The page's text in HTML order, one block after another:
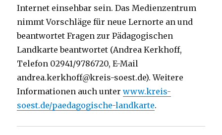
Internet einsehbar sein. Das Medienzentrum
nimmt Vorschläge für neue Lernorte an und
beantwortet Fragen zur Pädagogischen
Landkarte beantwortet (Andrea Kerkhoff,
Telefon 02941/9786720, E-Mail
andrea.kerkhoff@kreis-soest.de). Weitere
Informationen auch unterwww.kreis-
soest.de/paedagogische-landkarte.